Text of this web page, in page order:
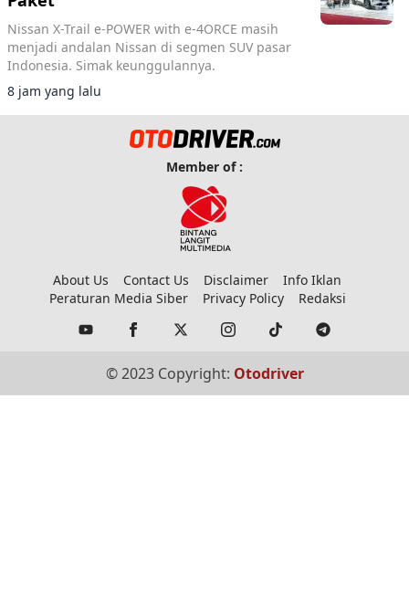
Nissan X-Trail e-POWER with e-4ORCE masih
menjadi andalan Nissan di segmen SUV pasar
Indonesia. Simak keunggulannya.
8 jam yang lalu
Member of :
About Us Contact Us Disclaimer
Info Iklan
Peraturan Media Siber
Privacy Policy Redaksi
© 2023 Copyright: Otodriver